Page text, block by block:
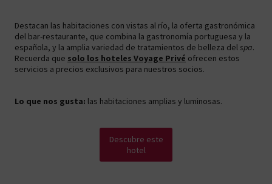
Destacan las habitaciones con vistas al río, la oferta gastronómica
del bar-restaurante, que combina la gastronomía portuguesa y la
española, y la amplia variedad de tratamientos de belleza delspa.
Recuerda que solo los hoteles Voyage Privé ofrecen estos
servicios a precios exclusivos para nuestros socios.
Lo que nos gusta: las habitaciones amplias y luminosas.
Descubre este
hotel